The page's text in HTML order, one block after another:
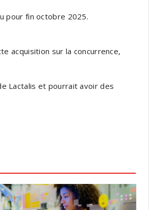
pour fin octobre 2025.
acquisition sur la concurrence,
Lactalis et pourrait avoir des